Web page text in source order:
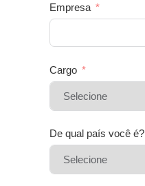
Empresa
Cargo
De qual país você é?